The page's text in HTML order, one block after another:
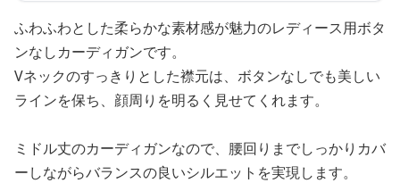
ふわふわとした柔らかな素材感が魅力のレディース用ボタ
ンなしカーディガンです。
Vネックのすっきりとした襟元は、ボタンなしでも美しい
ラインを保ち、顔周りを明るく見せてくれます。
ミドル丈のカーディガンなので、腰回りまでしっかりカバ
ーしながらバランスの良いシルエットを実現します。